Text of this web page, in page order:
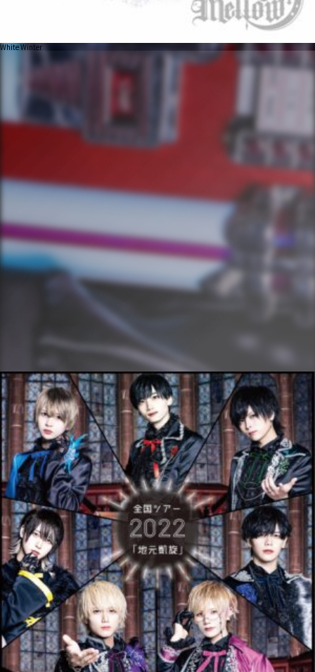
White Winter